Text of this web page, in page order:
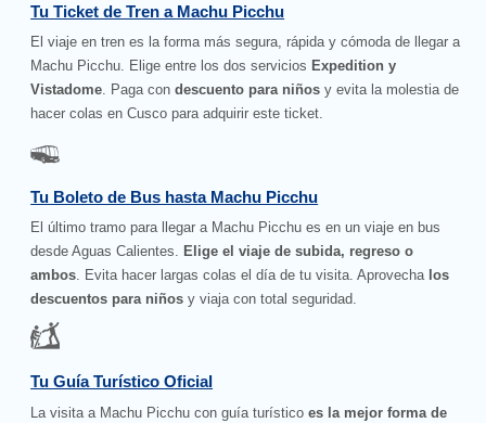
Tu Ticket de Tren a Machu Picchu
El viaje en tren es la forma más segura, rápida y cómoda de llegar a
Machu Picchu. Elige entre los dos servicios Expedition y
Vistadome. Paga condescuento para niños y evita la molestia de
hacer colas en Cusco para adquirir este ticket.
Tu Boleto de Bus hasta Machu Picchu
El último tramo para llegar a Machu Picchu es en un viaje en bus
desde Aguas Calientes. Elige el viaje de subida, regreso o
ambos. Evita hacer largas colas el día de tu visita. Aprovecha los
descuentos para niños y viaja con total seguridad.
Tu Guía Turístico Oficial
La visita a Machu Picchu con guía turístico es la mejor forma de